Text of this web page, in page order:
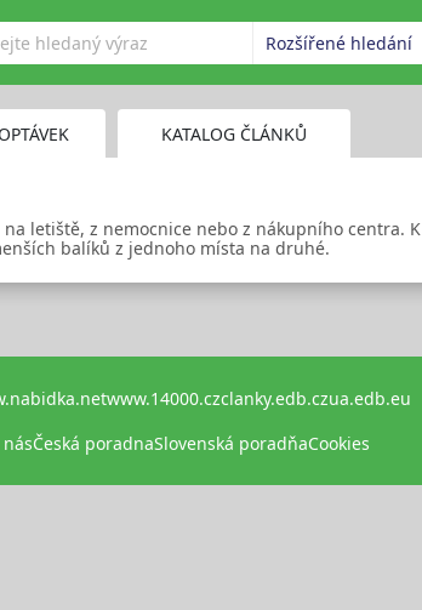
Rozšířené hledání
KATALOG ČLÁNKŮ
letiště, z nemocnice nebo z nákupního centra. K
balíků z jednoho místa na druhé.
www.14000.czclanky.edb.czua.edb.eu
násČeská poradnaSlovenská poradňaCookies